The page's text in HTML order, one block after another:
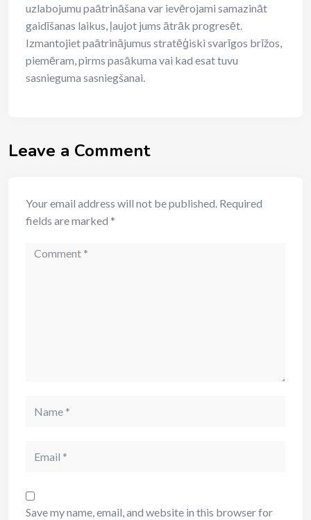
uzlabojumu paātrināšana var ievērojami samazināt
gaidīšanas laikus, ļaujot jums ātrāk progresēt.
Izmantojiet paātrinājumus stratēģiski svarīgos brīžos,
piemēram, pirms pasākuma vai kad esat tuvu
sasnieguma sasniegšanai.
Leave a Comment
Your email address will not be published. Required
fields are marked *
Comment
Save my name, email, and website in this browser for